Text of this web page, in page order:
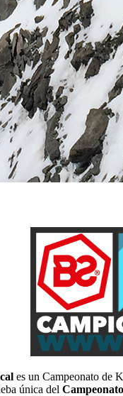
es un Campeonato de
única del